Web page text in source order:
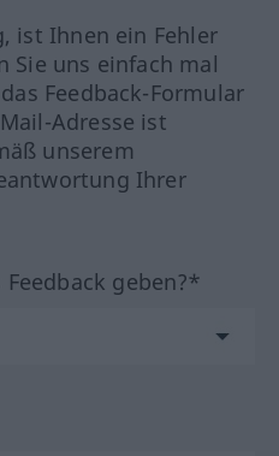
ist Ihnen ein Fehler
Sie uns einfach mal
Feedback-Formular
Adresse ist
unserem
Ihrer
geben?*